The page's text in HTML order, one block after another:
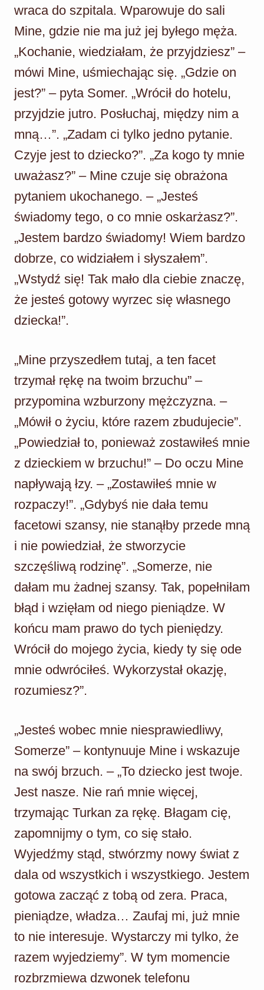
wraca do szpitala. Wparowuje do sali
Mine, gdzie nie ma już jej byłego męża.
„Kochanie, wiedziałam, że przyjdziesz” –
mówi Mine, uśmiechając się. „Gdzie on
jest?” – pyta Somer. „Wrócił do hotelu,
przyjdzie jutro. Posłuchaj, między nim a
mną…”. „Zadam ci tylko jedno pytanie.
Czyje jest to dziecko?”. „Za kogo ty mnie
uważasz?” – Mine czuje się obrażona
pytaniem ukochanego. – „Jesteś
świadomy tego, o co mnie oskarżasz?”.
„Jestem bardzo świadomy! Wiem bardzo
dobrze, co widziałem i słyszałem”.
„Wstydź się! Tak mało dla ciebie znaczę,
że jesteś gotowy wyrzec się własnego
dziecka!”.
„Mine przyszedłem tutaj, a ten facet
trzymał rękę na twoim brzuchu” –
przypomina wzburzony mężczyzna. –
„Mówił o życiu, które razem zbudujecie”.
„Powiedział to, ponieważ zostawiłeś mnie
z dzieckiem w brzuchu!” – Do oczu Mine
napływają łzy. – „Zostawiłeś mnie w
rozpaczy!”. „Gdybyś nie dała temu
facetowi szansy, nie stanąłby przede mną
i nie powiedział, że stworzycie
szczęśliwą rodzinę”. „Somerze, nie
dałam mu żadnej szansy. Tak, popełniłam
błąd i wzięłam od niego pieniądze. W
końcu mam prawo do tych pieniędzy.
Wrócił do mojego życia, kiedy ty się ode
mnie odwróciłeś. Wykorzystał okazję,
rozumiesz?”.
„Jesteś wobec mnie niesprawiedliwy,
Somerze” – kontynuuje Mine i wskazuje
na swój brzuch. – „To dziecko jest twoje.
Jest nasze. Nie rań mnie więcej,
trzymając Turkan za rękę. Błagam cię,
zapomnijmy o tym, co się stało.
Wyjedźmy stąd, stwórzmy nowy świat z
dala od wszystkich i wszystkiego. Jestem
gotowa zacząć z tobą od zera. Praca,
pieniądze, władza… Zaufaj mi, już mnie
to nie interesuje. Wystarczy mi tylko, że
razem wyjedziemy”. W tym momencie
rozbrzmiewa dzwonek telefonu